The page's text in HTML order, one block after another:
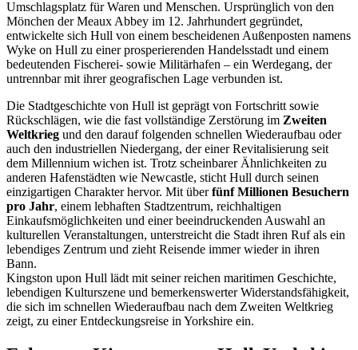
Umschlagsplatz für Waren und Menschen. Ursprünglich von den
Mönchen der Meaux Abbey im 12. Jahrhundert gegründet,
entwickelte sich Hull von einem bescheidenen Außenposten namens
Wyke on Hull zu einer prosperierenden Handelsstadt und einem
bedeutenden Fischerei- sowie Militärhafen – ein Werdegang, der
untrennbar mit ihrer geografischen Lage verbunden ist.
Die Stadtgeschichte von Hull ist geprägt von Fortschritt sowie
Rückschlägen, wie die fast vollständige Zerstörung im Zweiten
Weltkrieg und den darauf folgenden schnellen Wiederaufbau oder
auch den industriellen Niedergang, der einer Revitalisierung seit
dem Millennium wichen ist. Trotz scheinbarer Ähnlichkeiten zu
anderen Hafenstädten wie Newcastle, sticht Hull durch seinen
einzigartigen Charakter hervor. Mit überfünf Millionen Besuchern
pro Jahr, einem lebhaften Stadtzentrum, reichhaltigen
Einkaufsmöglichkeiten und einer beeindruckenden Auswahl an
kulturellen Veranstaltungen, unterstreicht die Stadt ihren Ruf als ein
lebendiges Zentrum und zieht Reisende immer wieder in ihren
Bann.
Kingston upon Hull lädt mit seiner reichen maritimen Geschichte,
lebendigen Kulturszene und bemerkenswerter Widerstandsfähigkeit,
die sich im schnellen Wiederaufbau nach dem Zweiten Weltkrieg
zeigt, zu einer Entdeckungsreise in Yorkshire ein.